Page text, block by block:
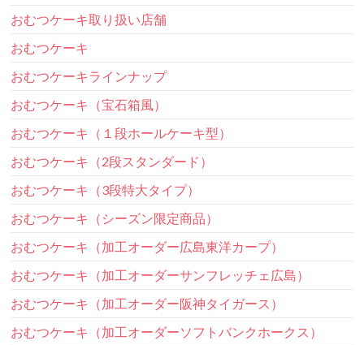
おむつケーキ取り扱い店舗
おむつケーキ
おむつケーキラインナップ
おむつケーキ（宝石箱風）
おむつケーキ（１段ホールケーキ型）
おむつケーキ（2段スタンダード）
おむつケーキ（3段特大タイプ）
おむつケーキ（シーズン限定商品）
おむつケーキ（加工オーダー広島東洋カープ）
おむつケーキ（加工オーダーサンフレッチェ広島）
おむつケーキ（加工オーダー阪神タイガース）
おむつケーキ（加工オーダーソフトバンクホークス）